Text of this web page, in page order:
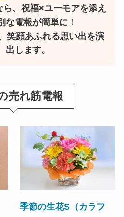
ら、祝福×ユーモアを添え
な電報が簡単に ！
笑顔あふれる思い出を演
出します。
売れ筋電報
季節の生花S（カラフ